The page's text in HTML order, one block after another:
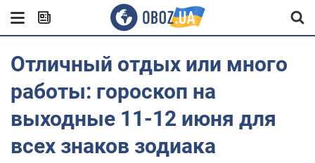
Отличный отдых или много
работы: гороскоп на
выходные 11-12 июня для
всех знаков зодиака